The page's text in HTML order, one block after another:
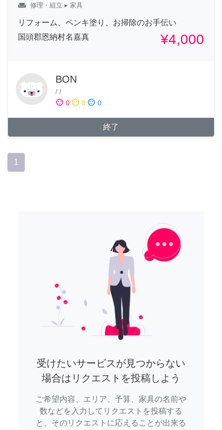
weekend 修理・組立 ▸ 家具
リフォーム、ペンキ塗り、お掃除のお手伝い
国頭郡恩納村名嘉真
¥4,000
BON
/ /
sentiment_satisfied 0 sentiment_neutral 0 sentiment_dissatisfied 0
終了
1
受けたいサービスが見つからない
場合はリクエストを投稿しよう
ご希望内容、エリア、予算、家具の名前や
数などを入力してリクエストを投稿する
と、そのリクエストに応えることが出来る